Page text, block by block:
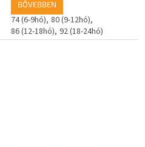
BŐVEBBEN
74 (6-9hó) 80 (9-12hó)
86 (12-18hó) 92 (18-24hó)